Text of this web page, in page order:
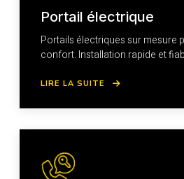
Portail électrique
Portails électriques sur mesure
confort. Installation rapide et
LIRE LA SUITE